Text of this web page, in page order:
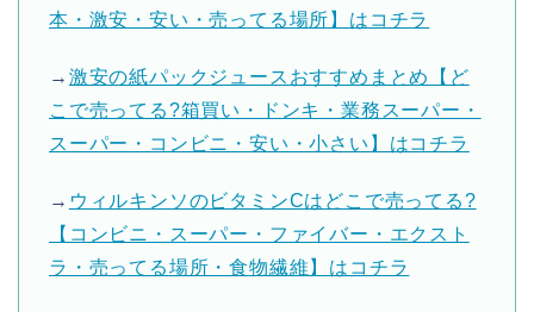
本・激安・安い・売ってる場所】はコチラ
→ 激安の紙パックジュースおすすめまとめ【ど
こで売ってる?箱買い・ドンキ・業務スーパー・
スーパー・コンビニ・安い・小さい】はコチラ
→ ウィルキンソのビタミンCはどこで売ってる?
【コンビニ・スーパー・ファイバー・エクスト
ラ・売ってる場所・食物繊維】はコチラ